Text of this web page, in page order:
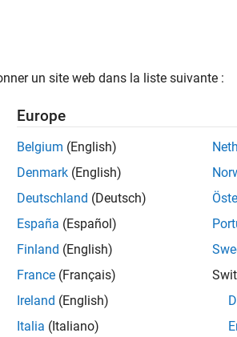
descriptions de poste n’ont pas toutes
de votre région.
Senior Software Quality Engineer
Senior Software Quality Engineer
FR-Meudon| Ingénierie de la qualité |
Leverage your C/C++ development
automated test suites, Hands-on
un site web dans la liste suivante :
Europe
Belgium (English)
Denmark (English)
Deutschland (Deutsch)
España (Español)
Finland (English)
France (Français)
Ireland (English)
Italia (Italiano)